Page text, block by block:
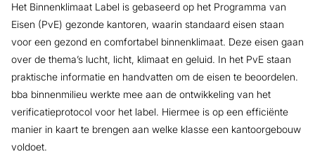
Het Binnenklimaat Label is gebaseerd op het Programma van
Eisen (PvE) gezonde kantoren, waarin standaard eisen staan
voor een gezond en comfortabel binnenklimaat. Deze eisen gaan
over de thema’s lucht, licht, klimaat en geluid. In het PvE staan
praktische informatie en handvatten om de eisen te beoordelen.
bba binnenmilieu werkte mee aan de ontwikkeling van het
verificatieprotocol voor het label. Hiermee is op een efficiënte
manier in kaart te brengen aan welke klasse een kantoorgebouw
voldoet.